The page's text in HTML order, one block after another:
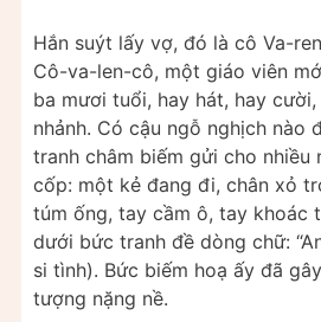
Hắn suýt lấy vợ, đó là cô Va-
Cô-va-len-cô, một giáo viên
ba mươi tuổi, hay hát, hay cười,
nhảnh. Có cậu ngỗ nghịch nào
tranh châm biếm gửi cho nhiều
cốp: một kẻ đang đi, chân xỏ
túm ống, tay cầm ô, tay khoác
dưới bức tranh đề dòng chữ:
si tình). Bức biếm hoạ ấy đã
tượng nặng nề.